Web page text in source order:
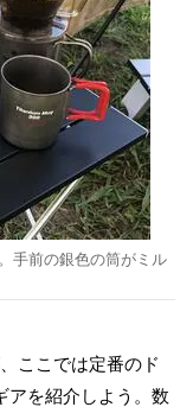
手前の銀色の筒がミル
ここでは定番のド
アを紹介しよう。数